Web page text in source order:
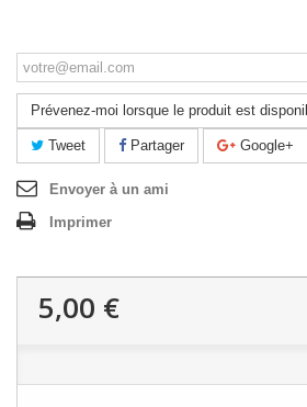
Prévenez-moi lorsque le produit est
Tweet Partager Google+
Envoyer à un ami
Imprimer
5,00 €